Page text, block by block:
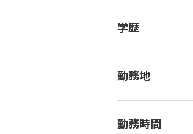
学歴
勤務地
勤務時間